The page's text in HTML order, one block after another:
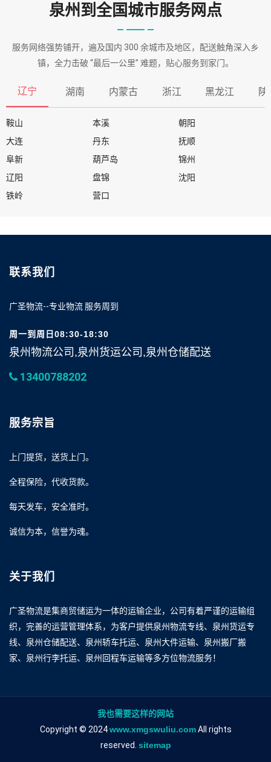
泉州到全国城市服务网点
服务网络强势铺开，遍及国内 300 余城市及地区，配送触角深入乡
镇，全力击破 “最后一公里” 难题，贴心服务到家门。
辽宁 湖南 内蒙古 浙江 黑龙江 陕
鞍山 本溪
朝阳
大连
丹东
抚顺
阜新
葫芦岛
锦州
辽阳
盘锦
沈阳
铁岭
营口
联系我们
广圣物流--专业物流 服务周到
周一到周日08:30-18:30
泉州物流公司,泉州货运公司,泉州仓储配送
13400788202
服务宗旨
上门提货，送货上门。
全程保险，代收货款。
每天发车，安全准时。
诚信为本，信誉为魂。
关于我们
广圣物流是集商贸储运为一体的运输企业，公司有着严谨的运输组
织，完善的运营管理体系，为客户提供泉州物流专线、泉州货运专
线、泉州仓储配送、泉州轿车托运、泉州大件运输、泉州搬厂搬
家、泉州行李托运、泉州回程车运输等多方位物流服务！
我也需要这样的网站
Copyright © 2024www.xmgswuliu.comAll rights
reserved. sitemap